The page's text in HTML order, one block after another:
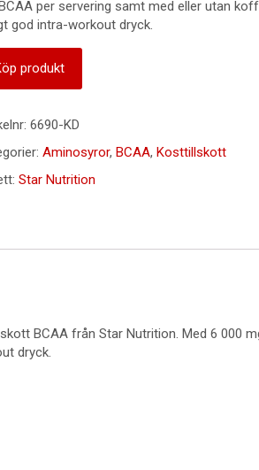
199 kr.100 kr.
per servering samt med eller utan
god intra-workout dryck.
produkt
6690-KD
Aminosyror, BCAA, Kosttillskott
Star Nutrition
BCAA från Star Nutrition. Med 6 000
dryck.